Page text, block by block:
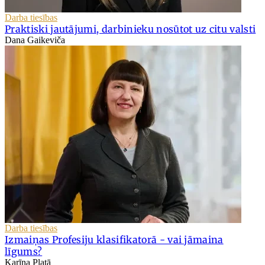
Darba tiesības
Praktiski jautājumi, darbinieku nosūtot uz citu valsti
Dana Gaikeviča
Darba tiesības
Izmaiņas Profesiju klasifikatorā - vai jāmaina
līgums?
Karīna Platā